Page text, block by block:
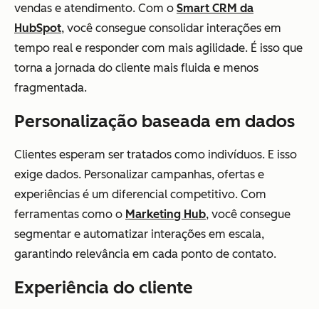
vendas e atendimento. Com o Smart CRM da
HubSpot, você consegue consolidar interações em
tempo real e responder com mais agilidade. É isso que
torna a jornada do cliente mais fluida e menos
fragmentada.
Personalização baseada em dados
Clientes esperam ser tratados como indivíduos. E isso
exige dados. Personalizar campanhas, ofertas e
experiências é um diferencial competitivo. Com
ferramentas como o Marketing Hub, você consegue
segmentar e automatizar interações em escala,
garantindo relevância em cada ponto de contato.
Experiência do cliente